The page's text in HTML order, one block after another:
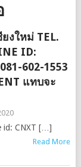
งใหม่ TEL.
ID:
602-1553
แทบจะ
id: CNXT […]
Read More